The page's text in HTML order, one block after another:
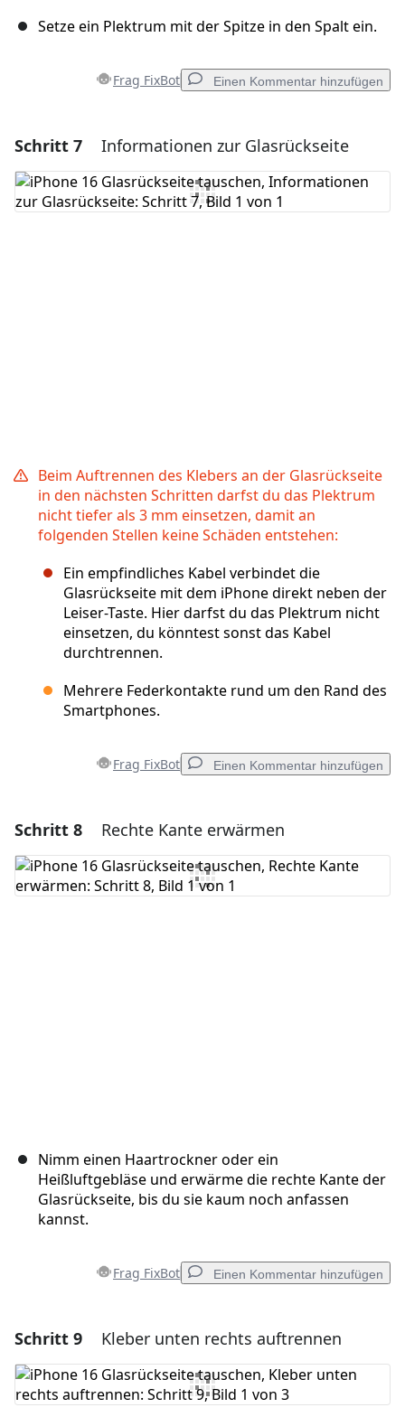
Setze ein Plektrum mit der Spitze in den Spalt ein.
Frag FixBot Einen Kommentar hinzufügen
Einen Kommentar hinzufügen
Kommentar hinzufügen
Schritt 7 Informationen zur Glasrückseite
Beim Auftrennen des Klebers an der Glasrückseite
in den nächsten Schritten darfst du das Plektrum
nicht tiefer als 3 mm einsetzen, damit an
folgenden Stellen keine Schäden entstehen:
Ein empfindliches Kabel verbindet die
Glasrückseite mit dem iPhone direkt neben der
Leiser-Taste. Hier darfst du das Plektrum nicht
einsetzen, du könntest sonst das Kabel
durchtrennen.
Mehrere Federkontakte rund um den Rand des
Smartphones.
Frag FixBot Einen Kommentar hinzufügen
Einen Kommentar hinzufügen
Kommentar hinzufügen
Schritt 8 Rechte Kante erwärmen
Nimm einen Haartrockner oder ein
Heißluftgebläse und erwärme die rechte Kante der
Glasrückseite, bis du sie kaum noch anfassen
kannst.
Frag FixBot Einen Kommentar hinzufügen
Einen Kommentar hinzufügen
Kommentar hinzufügen
Schritt 9 Kleber unten rechts auftrennen